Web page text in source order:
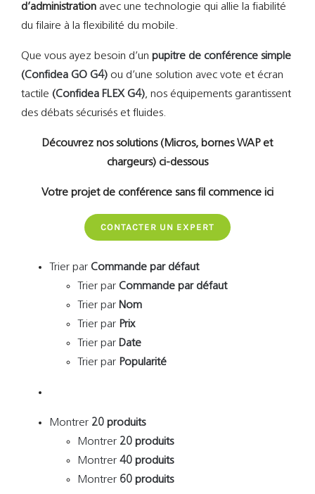
d’administration avec une technologie qui allie la fiabilité
du filaire à la flexibilité du mobile.
Que vous ayez besoin d’un pupitre de conférence simple
(Confidea GO G4) ou d’une solution avec vote et écran
tactile (Confidea FLEX G4), nos équipements garantissent
des débats sécurisés et fluides.
Découvrez nos solutions (Micros, bornes WAP et
chargeurs) ci-dessous
Votre projet de conférence sans fil commence ici
CONTACTER UN EXPERT
Trier par Commande par défaut
Trier par Commande par défaut
Trier par Nom
Trier par Prix
Trier par Date
Trier par Popularité
Montrer 20 produits
Montrer 20 produits
Montrer 40 produits
Montrer 60 produits